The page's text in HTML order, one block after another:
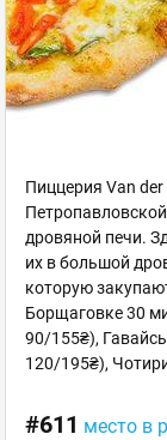
Пиццерия Van
дровяной печи.
их в большой
которую
Борщаговке 30
90/155₴),
120/195₴),
#611 место в